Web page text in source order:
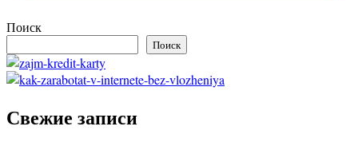
Поиск
Поиск
Свежие записи